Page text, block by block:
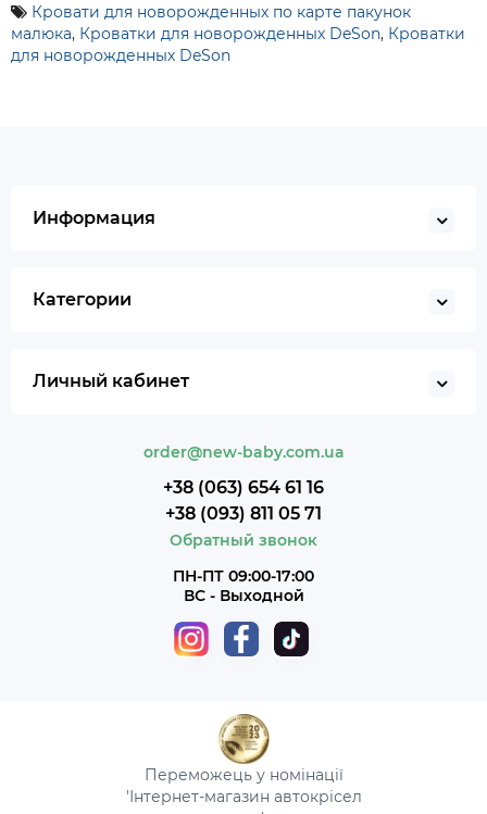
Кровати для новорожденных по карте пакунок
малюка, Кроватки для новорожденных DeSon, Кроватки
для новорожденных DeSon
Информация
Категории
Личный кабинет
order@new-baby.com.ua
+38 (063) 654 61 16
+38 (093) 811 05 71
Обратный звонок
ПН-ПТ 09:00-17:00
ВС - Выходной
Переможець у номінації
'Інтернет-магазин автокрісел